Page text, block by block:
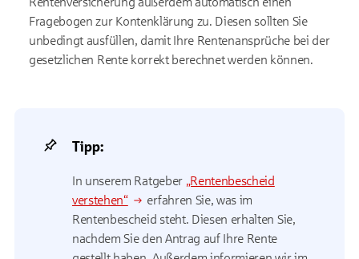
Fragebogen zur Kontenklärung zu. Diesen sollten Sie
unbedingt ausfüllen, damit Ihre Rentenansprüche bei der
gesetzlichen Rente korrekt berechnet werden können.
Tipp:
In unserem Ratgeber „Rentenbescheid
verstehen“
erfahren Sie, was im
Rentenbescheid steht. Diesen erhalten Sie,
nachdem Sie den Antrag auf Ihre Rente